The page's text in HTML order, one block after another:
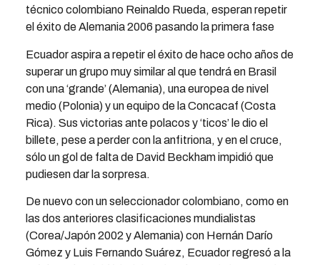
técnico colombiano Reinaldo Rueda, esperan repetir
el éxito de Alemania 2006 pasando la primera fase
Ecuador aspira a repetir el éxito de hace ocho años de
superar un grupo muy similar al que tendrá en Brasil
con una ‘grande’ (Alemania), una europea de nivel
medio (Polonia) y un equipo de la Concacaf (Costa
Rica). Sus victorias ante polacos y ‘ticos’ le dio el
billete, pese a perder con la anfitriona, y en el cruce,
sólo un gol de falta de David Beckham impidió que
pudiesen dar la sorpresa.
De nuevo con un seleccionador colombiano, como en
las dos anteriores clasificaciones mundialistas
(Corea/Japón 2002 y Alemania) con Hernán Darío
Gómez y Luis Fernando Suárez, Ecuador regresó a la